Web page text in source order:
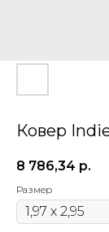
Ковер
8 786,34 р.
Размер